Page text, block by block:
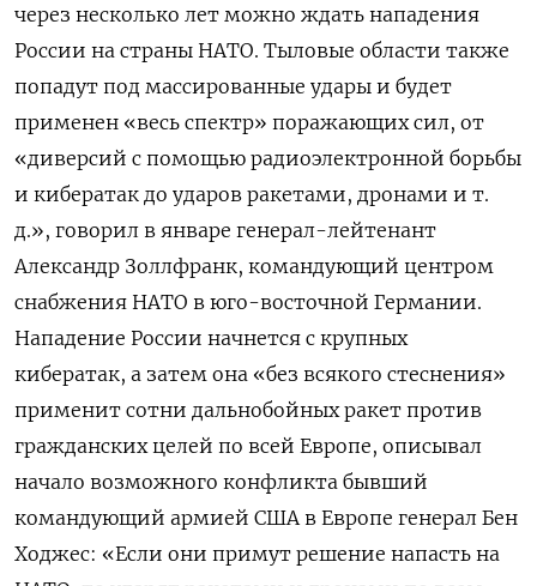
через несколько лет можно ждать нападения
России на страны НАТО. Тыловые области также
попадут под массированные удары и будет
применен «весь спектр» поражающих сил, от
«диверсий с помощью радиоэлектронной борьбы
и кибератак до ударов ракетами, дронами и т.
д.», говорил в январе генерал-лейтенант
Александр Золлфранк, командующий центром
снабжения НАТО в юго-восточной Германии.
Нападение России начнется с крупных
кибератак, а затем она «без всякого стеснения»
применит сотни дальнобойных ракет против
гражданских целей по всей Европе, описывал
начало возможного конфликта бывший
командующий армией США в Европе генерал Бен
Ходжес: «Если они примут решение напасть на